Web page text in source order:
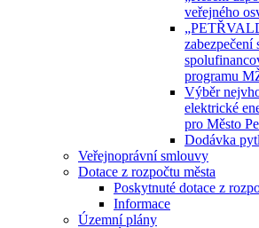
veřejného
zabezpečení
programu
Výběr
elektrické
pro Město
Dodávka
Veřejnoprávní smlouvy
Dotace z rozpočtu města
Poskytnuté dotace z
Informace
Územní plány